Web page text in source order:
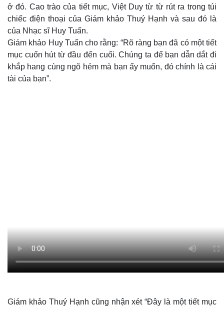
Thế giới
Quan sát
Cuộc sống đó đây
Hồ sơ
Video
E-Magazine
Infographic
ở đó. Cao trào của tiết mục, Việt Duy từ từ rút ra trong túi
chiếc điện thoại của Giám khảo Thuý Hạnh và sau đó là
của Nhạc sĩ Huy Tuấn.
Giám khảo Huy Tuấn cho rằng: “Rõ ràng bạn đã có một tiết
mục cuốn hút từ đầu đến cuối. Chúng ta để bạn dẫn dắt đi
khắp hang cùng ngõ hẻm mà bạn ấy muốn, đó chính là cái
tài của bạn”.
Giám khảo Thuý Hạnh cũng nhận xét “Đây là một tiết mục